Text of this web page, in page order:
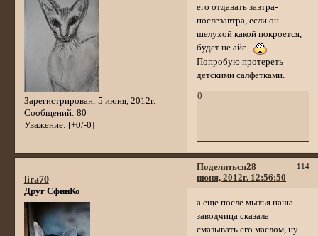
Зарегистрирован: 5 июня, 2012г.
Сообщений: 80
Уважение: [+0/-0]
его отдавать завтра-
послезавтра, если он
шелухой какой покроется,
будет не айс
Попробую протереть
детскими салфетками.
0
Поделиться 114
28
июня, 2012г. 12:56:50
lira70
Друг СфинКо
а еще после мытья наша
заводчица сказала
смазывать его маслом, ну